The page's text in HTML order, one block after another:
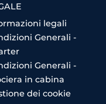
legali
Generali -
Generali -
in cabina
dei cookie